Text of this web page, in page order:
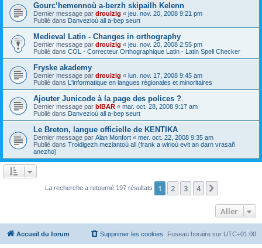
Gourc’hemennoù a-berzh skipailh Kelenn
Dernier message par drouizig « jeu. nov. 20, 2008 9:21 pm
Publié dans Danvezioù all a-bep seurt
Medieval Latin - Changes in orthography
Dernier message par drouizig « jeu. nov. 20, 2008 2:55 pm
Publié dans COL - Correcteur Orthographique Latin - Latin Spell Checker
Fryske akademy
Dernier message par drouizig « lun. nov. 17, 2008 9:45 am
Publié dans L'informatique en langues régionales et minoritaires
Ajouter Junicode à la page des polices ?
Dernier message par bIBAR « mar. oct. 28, 2008 9:17 am
Publié dans Danvezioù all a-bep seurt
Le Breton, langue officielle de KENTIKA
Dernier message par Alan Monfort « mer. oct. 22, 2008 9:35 am
Publié dans Troidigezh meziantoù all (frank a wirioù evit an darn vrasañ
anezho)
La recherche a retourné 197 résultats 1 2 3 4
Aller
Accueil du forum Fuseau horaire sur UTC+01:00
Supprimer les cookies